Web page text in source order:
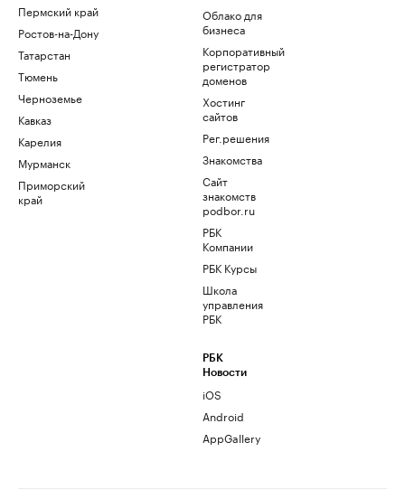
Пермский край
Ростов-на-Дону
Татарстан
Тюмень
Черноземье
Кавказ
Карелия
Мурманск
Приморский
край
Облако для
бизнеса
Корпоративный
регистратор
доменов
Хостинг
сайтов
Рег.решения
Знакомства
Сайт
знакомств
podbor.ru
РБК
Компании
РБК Курсы
Школа
управления
РБК
РБК
Новости
iOS
Android
AppGallery